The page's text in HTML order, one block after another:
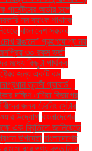
গার্মেন্টসের অর্ডার চলে
সব ব্যাংক শাখাকে
বাংলাদেশ সরকার
রাঙানো’ গ্রহণযোগ্য নয়
৩০ রকম ভর্তা
মধ্যে কিছুটা পার্থক্য
জন্য একটি বড়
তুলসী গ্যাবার্ড।
দক্ষিণ এশিয়া বিভাগের
জন্য ট্রেনিং সেন্টার
উদ্যোগ বাংলাদেশের
এক বিবৃতিতে জানিয়েছে
উপদেষ্টা বাংলাদেশের
মাস ধরে পণ্য রপ্তানি ৪